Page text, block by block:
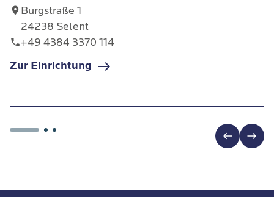
machen; eine negative, dass der eigene
Sorgenprozess einen gar krank machen könnte.
DieseMeta-Sorgenwerden ebenfalls als sehr
quälend erlebt, da sie zu den ohnehin schon zeit-
und nervenraubenden Alltagssorgen hinzukommen.
weniger, sie tragen aber dennoch maßgeblich zur
Aufrechterhaltung bei, da Sorgen hier als etwas
Notwendiges oder Wichtiges betrachtet werden.
Burgstraße 1
24238 Selent
+49 4384 3370 114
Zur Einrichtung